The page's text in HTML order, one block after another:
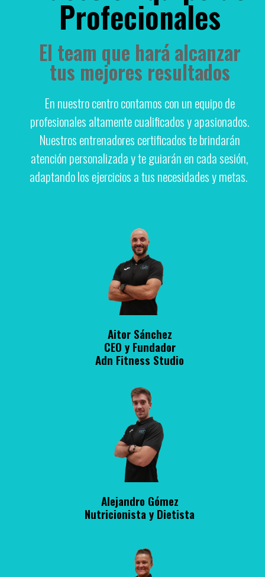
Profecionales
El team que hará alcanzar
tus mejores resultados
En nuestro centro contamos con un equipo de
profesionales altamente cualificados y apasionados.
Nuestros entrenadores certificados te brindarán
atención personalizada y te guiarán en cada sesión,
adaptando los ejercicios a tus necesidades y metas.
Aitor Sánchez
CEO y Fundador
Adn Fitness Studio
Alejandro Gómez
Nutricionista y Dietista